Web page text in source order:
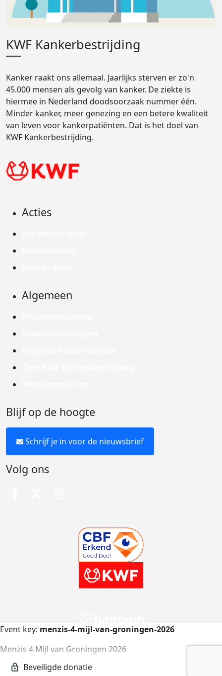
KWF Kankerbestrijding
Kanker raakt ons allemaal. Jaarlijks sterven er zo'n
45.000 mensen als gevolg van kanker. De ziekte is
hiermee in Nederland doodsoorzaak nummer één.
Minder kanker, meer genezing en een betere kwaliteit
van leven voor kankerpatiënten. Dat is het doel van
KWF Kankerbestrijding.
Acties
Algemeen
Blijf op de hoogte
Schrijf je in voor de nieuwsbrief
Volg ons
Event key: menzis-4-mijl-van-groningen-2026
Menzis 4 Mijl van Groningen 2026
menzis-4-mijl-van-groningen-2026